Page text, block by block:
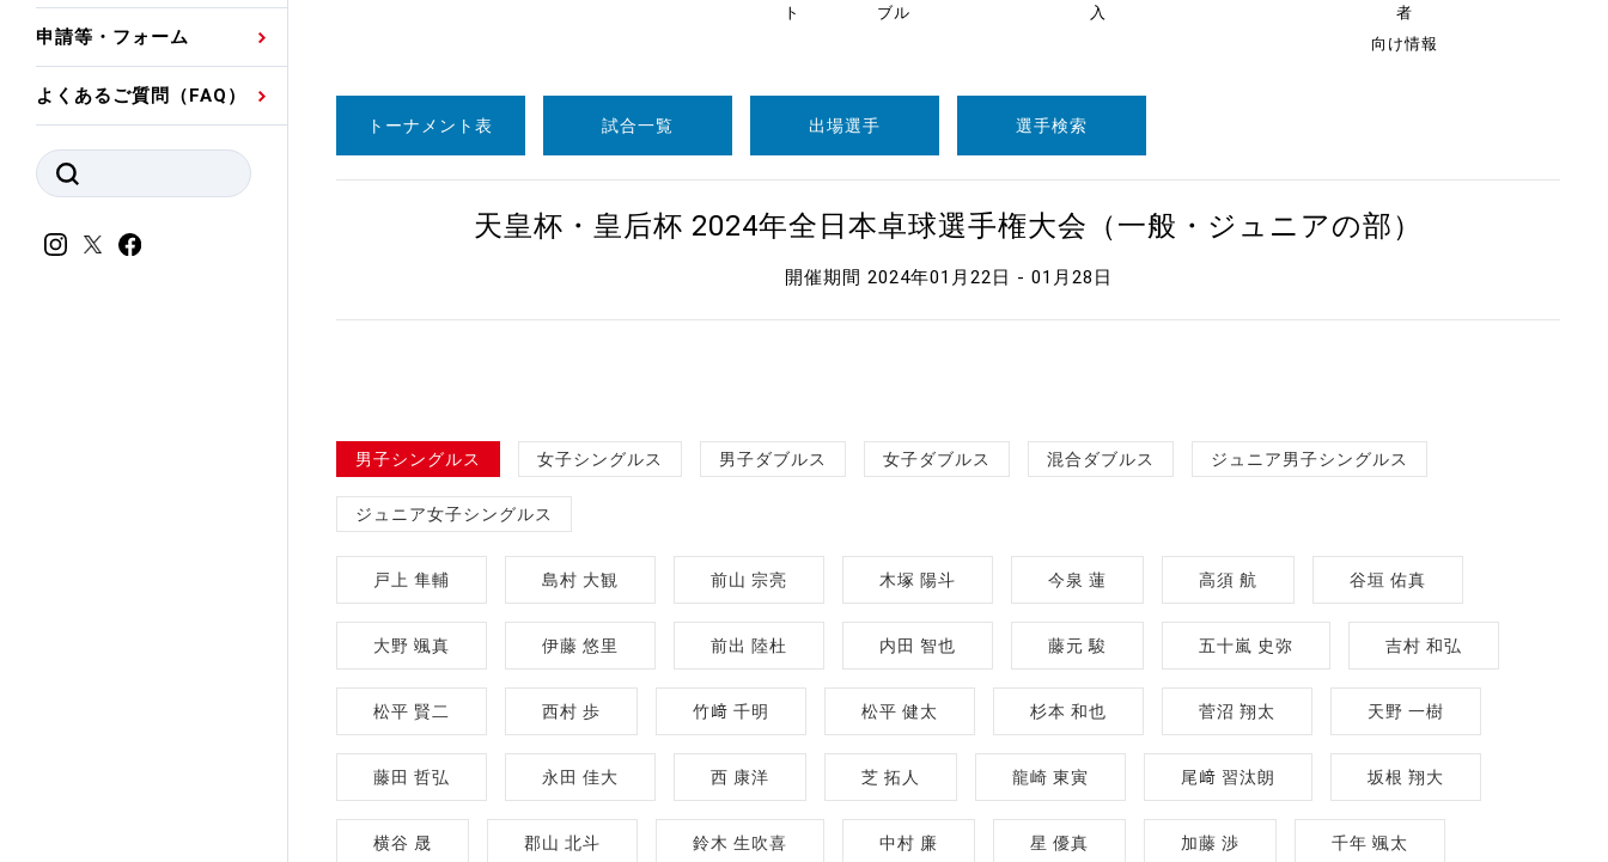
指導者養成委員会
競技者育成委員会
スポーツ医・科学委員会
財務諸表等
JTTAスポーツ団体ガバナ
スポーツ振興くじ助成事業
加盟団体登録人数
関連組織一覧
販売品一覧
申請等・フォーム
よくあるご質問（FAQ）
ト
ブル
入
者
向け情報
トーナメント表 試合一覧 出場選手 選手検索
天皇杯・皇后杯 2024年全日本卓球選手権大会（一般・ジュニアの部）
開催期間 2024年01月22日 - 01月28日
男子シングルス 女子シングルス 男子ダブルス 女子ダブルス 混合ダブルス ジュニア男子シングルス
ジュニア女子シングルス
戸上 隼輔 島村 大観 前山 宗亮 木塚 陽斗 今泉 蓮 高須 航 谷垣 佑真
大野 颯真 伊藤 悠里 前出 陸杜 内田 智也 藤元 駿 五十嵐 史弥 吉村 和弘
松平 賢二 西村 歩 竹﨑 千明 松平 健太 杉本 和也 菅沼 翔太 天野 一樹
藤田 哲弘 永田 佳大 西 康洋 芝 拓人 龍崎 東寅 尾﨑 習汰朗 坂根 翔大
横谷 晟 郡山 北斗 鈴木 生吹喜 中村 廉 星 優真 加藤 渉 千年 颯太